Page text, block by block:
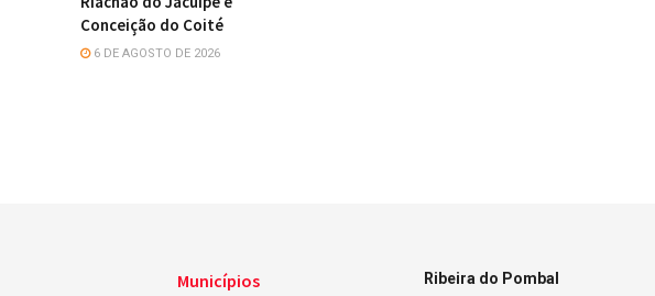
Conceição do Coité
6 DE AGOSTO DE 2026
Municípios
Ribeira do Pombal